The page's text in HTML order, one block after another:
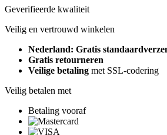
Geverifieerde kwaliteit
Veilig en vertrouwd winkelen
Nederland: Gratis
Gratis retourneren
Veilige betaling met SSL-codering
Veilig betalen met
Betaling vooraf